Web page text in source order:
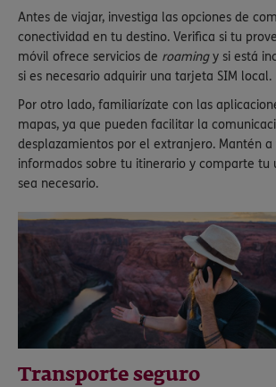
Antes de viajar, investiga las opciones de
conectividad en tu destino. Verifica si tu
móvil ofrece servicios de roamingy si está
si es necesario adquirir una tarjeta SIM local.
Por otro lado, familiarízate con las
mapas, ya que pueden facilitar la
desplazamientos por el extranjero. Mantén a
informados sobre tu itinerario y comparte tu
sea necesario.
Transporte seguro